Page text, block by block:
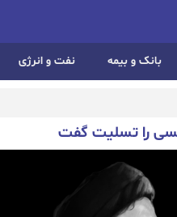
بانک و بیمه نفت و انرژی
را تسلیت گفت